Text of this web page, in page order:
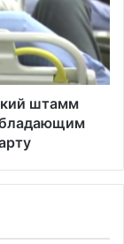
штамм